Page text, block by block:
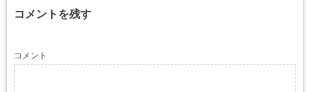
コメントを残す
コメント